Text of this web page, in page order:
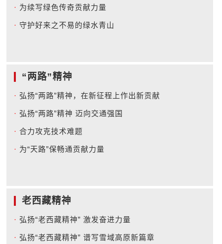
· 为续写绿色传奇贡献力量
· 守护好来之不易的绿水青山
“两路”精神
· 弘扬“两路”精神，在新征程上作出新贡献
· 弘扬“两路”精神 迈向交通强国
· 合力攻克技术难题
· 为“天路”保畅通贡献力量
老西藏精神
· 弘扬“老西藏精神” 激发奋进力量
· 弘扬“老西藏精神” 谱写雪域高原新篇章